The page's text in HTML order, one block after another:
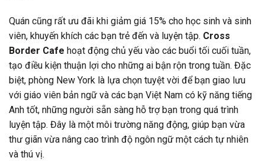
Quán cũng rất ưu đãi khi giảm giá 15% cho học sinh và sinh
viên, khuyến khích các bạn trẻ đến và luyện tập. Cross
Border Cafe hoạt động chủ yếu vào các buổi tối cuối tuần,
tạo điều kiện thuận lợi cho những ai bận rộn trong tuần. Đặc
biệt, phòng New York là lựa chọn tuyệt vời để bạn giao lưu
với giáo viên bản ngữ và các bạn Việt Nam có kỹ năng tiếng
Anh tốt, những người sẵn sàng hỗ trợ bạn trong quá trình
luyện tập. Đây là một môi trường năng động, giúp bạn vừa
thư giãn vừa nâng cao trình độ ngôn ngữ một cách tự nhiên
và thú vị.